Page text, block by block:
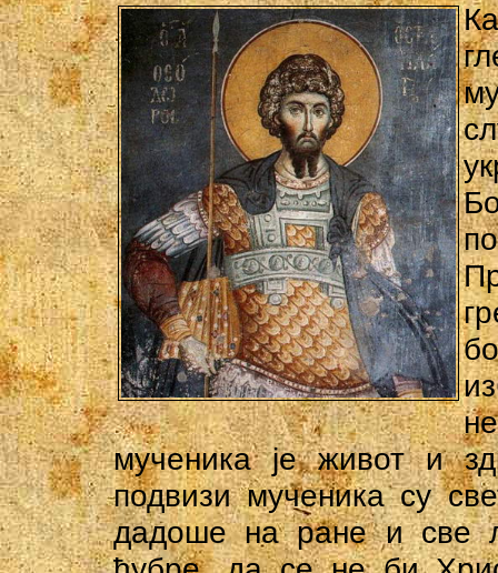
мученика је живот и
подвизи мученика су
дадоше на paнe и све